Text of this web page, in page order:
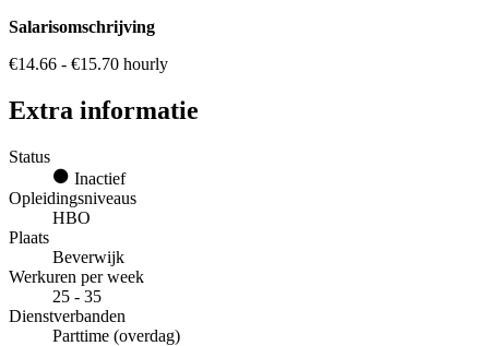
Salarisomschrijving
€14.66 - €15.70 hourly
Extra informatie
Status
Inactief
Opleidingsniveaus
HBO
Plaats
Beverwijk
Werkuren per week
25 - 35
Dienstverbanden
Parttime (overdag)